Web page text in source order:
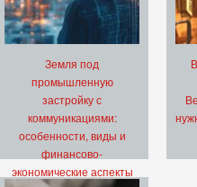
Земля под
промышленную
застройку с
коммуникациями:
особенности, виды и
финансово-
экономические аспекты